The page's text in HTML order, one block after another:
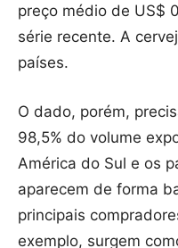
preço médio de US$
série recente. A
países.
O dado, porém,
98,5% do volume
América do Sul e os
aparecem de forma
principais
exemplo, surgem